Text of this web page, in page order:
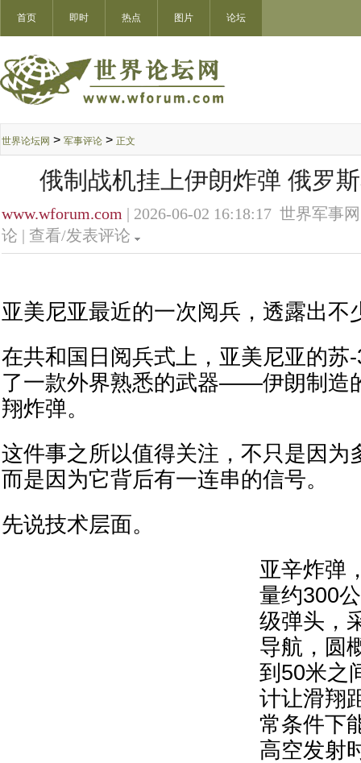
首页 即时 热点 图片 论坛
世界论坛网 > 军事评论 > 正文
俄制战机挂上伊朗炸弹 俄罗
www.wforum.com | 2026-06-02 16:18:17 世界军事
论 | 查看/发表评论
亚美尼亚最近的一次阅兵，透露出不
在共和国日阅兵式上，亚美尼亚的苏
了一款外界熟悉的武器——伊朗制造
翔炸弹。
这件事之所以值得关注，不只是因为
而是因为它背后有一连串的信号。
先说技术层面。
亚辛炸弹
量约300
级弹头，
导航，圆
到50米之
计让滑翔
常条件下
高空发射